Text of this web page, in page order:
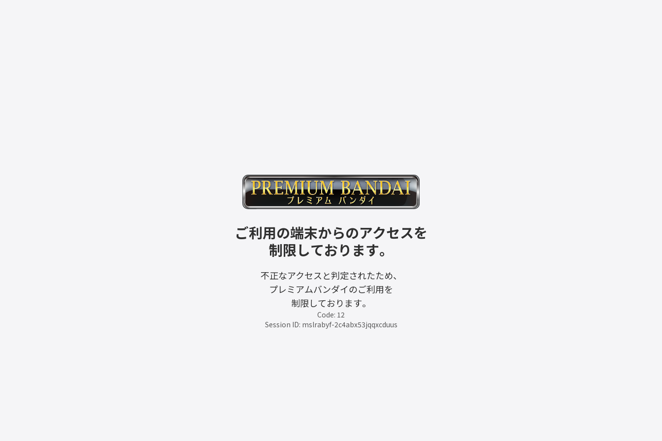
ご利用の端末からのアクセスを
制限しております。
不正なアクセスと判定されたため、
プレミアムバンダイのご利用を
制限しております。
Code: 12
Session ID: mslrabyf-2c4abx53jqqxcduus